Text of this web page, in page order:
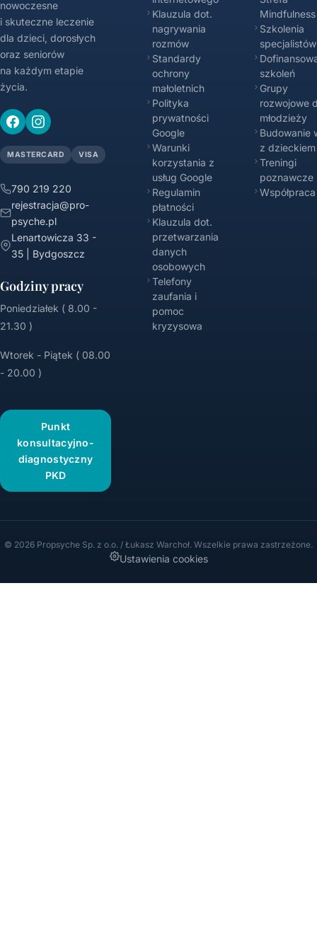
nowoczesne
i skuteczne leczenie
dla dzieci, dorosłych
oraz seniorów
na każdym etapie
życia.
MASTERCARD VISA
790 219 220
rejestracja@pro-
psyche.pl
Lenartowicza 33 -
35 | Bydgoszcz
Godziny pracy
Poniedziałek ( 8.00 -
21.30 )
Wtorek - Piątek ( 08.00
- 20.00 )
Punkt
konsultacyjno-
diagnostyczny
PKD
Klauzula dot.
nagrywania
rozmów
Standardy
ochrony
małoletnich
Polityka
prywatności
Google
Warunki
korzystania z
usług Google
Regulamin
płatności
Klauzula dot.
przetwarzania
danych
osobowych
Telefony
zaufania i
pomoc
kryzysowa
Mindfulness
Szkolenia
specjalistów
szkoleń
Grupy
rozwojowe
młodzieży
Budowanie
z dzieckiem
Treningi
poznawcze
Współpraca
© 2026 Propsyche Sp. z o.o. / Łukasz Warchoł. Wszelkie prawa zastrzeżone.
Ustawienia cookies